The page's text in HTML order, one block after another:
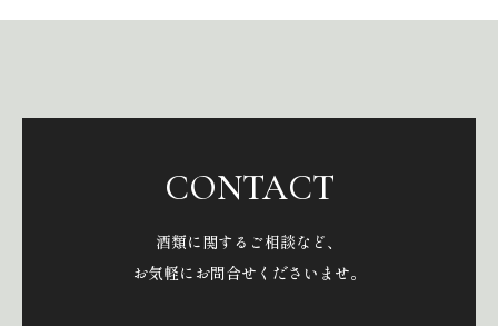
CONTACT
酒類に関するご相談など、
お気軽にお問合せくださいませ。